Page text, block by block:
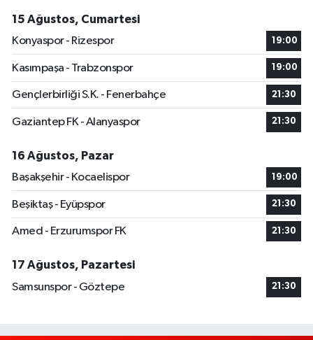
15 Ağustos, Cumartesi
Konyaspor - Rizespor
19:00
Kasımpaşa - Trabzonspor 19:00
Gençlerbirliği S.K. - Fenerbahçe 21:30
Gaziantep FK - Alanyaspor 21:30
16 Ağustos, Pazar
Başakşehir - Kocaelispor
19:00
Beşiktaş - Eyüpspor 21:30
Amed - Erzurumspor FK 21:30
17 Ağustos, Pazartesi
Samsunspor - Göztepe
21:30